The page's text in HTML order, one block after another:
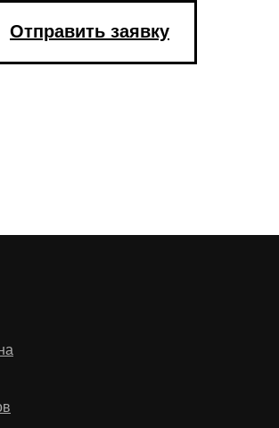
Отправить заявку